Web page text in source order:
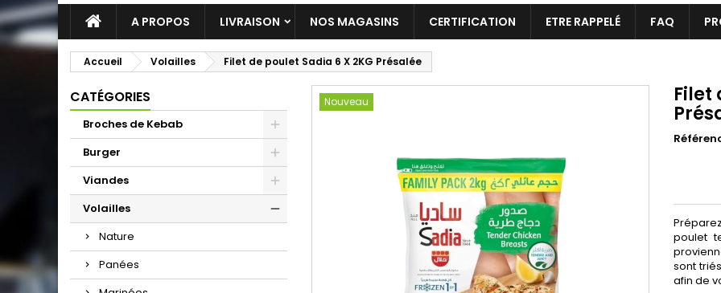
A PROPOS LIVRAISON NOS MAGASINS CERTIFICATION ETRE RAPPELÉ FAQ
Accueil Volailles Filet de poulet Sadia 6 X 2KG Présalée
CATÉGORIES
Broches de Kebab
Burger
Viandes
Volailles
Nature
Panées
Nouveau Filet
poulet
sont
afin de